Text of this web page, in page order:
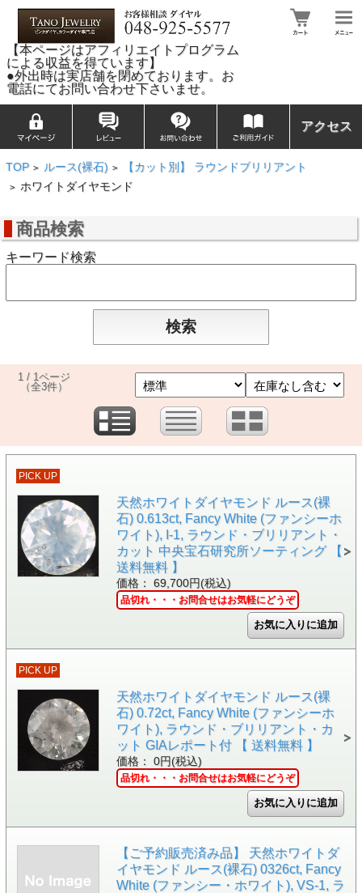
【本ページはアフィリエイトプログラム
による収益を得ています】
●外出時は実店舗を閉めております。お
電話にてお問い合わせ下さいませ。
アクセス
TOP > ルース(裸石) > 【カット別】 ラウンドブリリアント
> ホワイトダイヤモンド
商品検索
キーワード検索
1 / 1ページ
（全3件）
PICK UP
天然ホワイトダイヤモンド ルース(裸
石) 0.613ct, Fancy White (ファンシーホ
ワイト), I-1, ラウンド・ブリリアント・
カット 中央宝石研究所ソーティング 【
送料無料 】
価格： 69,700円(税込)
品切れ・・・お問合せはお気軽にどうぞ
PICK UP
天然ホワイトダイヤモンド ルース(裸
石) 0.72ct, Fancy White (ファンシーホ
ワイト), ラウンド・ブリリアント・カ
ット GIAレポート付 【 送料無料 】
価格： 0円(税込)
品切れ・・・お問合せはお気軽にどうぞ
【ご予約販売済み品】 天然ホワイトダ
イヤモンド ルース(裸石) 0326ct, Fancy
White (ファンシー・ホワイト), VS-1, ラ